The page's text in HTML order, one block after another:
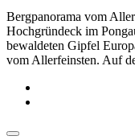
Bergpanorama vom
Hochgründeck im
bewaldeten Gipfel
vom Allerfeinsten. Auf